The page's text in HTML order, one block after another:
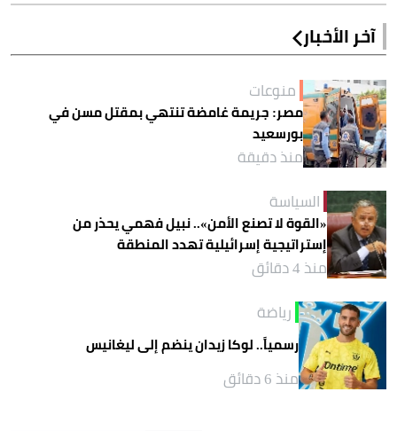
آخر الأخبار
منوعات
مصر: جريمة غامضة تنتهي بمقتل مسن في
بورسعيد
منذ دقيقة
السياسة
«القوة لا تصنع الأمن».. نبيل فهمي يحذر من
إستراتيجية إسرائيلية تهدد المنطقة
منذ 4 دقائق
رياضة
رسمياً.. لوكا زيدان ينضم إلى ليغانيس
منذ 6 دقائق